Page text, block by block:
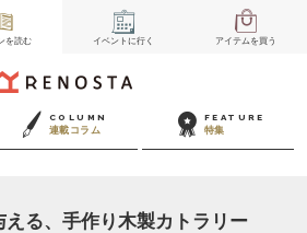
を読む イベント に行く アイテムを買う
COLUMN
連載コラム
FEATURE
特集
る、手作り木製カトラリー